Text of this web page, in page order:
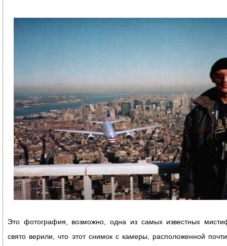
Это фотография, возможно, одна из самых известных
свято верили, что этот снимок с камеры, расположенной